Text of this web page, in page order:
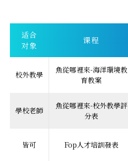
适合
对象
课程
校外教學
魚從哪裡來-海洋環境教
育教案
學校老師
魚從哪裡來-校外教學評
分表
皆可 Fop人才培訓發表